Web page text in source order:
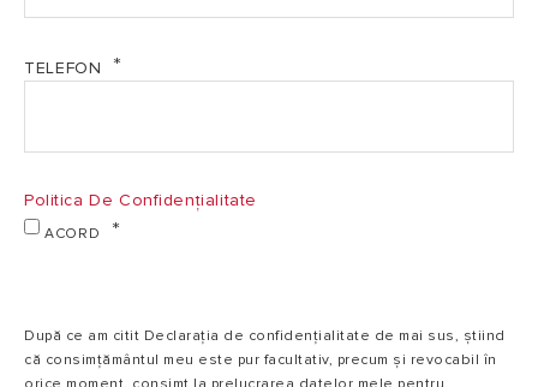
TELEFON
Politica De Confidențialitate
ACORD
După ce am citit Declarația de confidențialitate de mai sus, știind
că consimțământul meu este pur facultativ, precum și revocabil în